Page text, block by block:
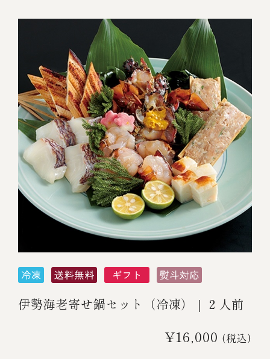
伊勢海老寄せ鍋セット（冷凍）｜２人前
¥16,000 (税込)